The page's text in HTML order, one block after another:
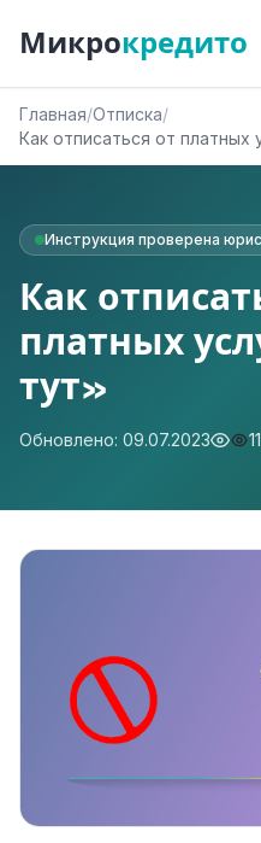
Микрокредито
Главная/Отписка/
Как отписаться от платных
Инструкция проверена
Как
платных
тут»
Обновлено: 09.07.2023